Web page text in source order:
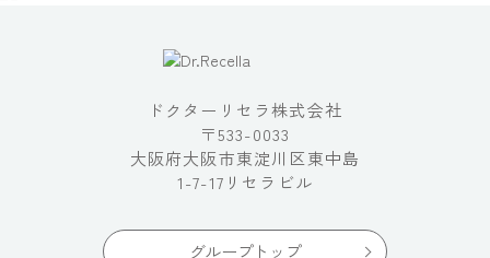
ドクターリセラ株式会社
〒533-0033
大阪府大阪市東淀川区東中島
1-7-17リセラビル
グループトップ